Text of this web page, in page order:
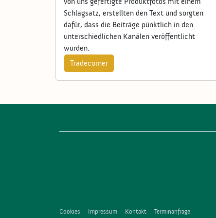
Schlagsatz, erstellten den Text und sorgten
dafür, dass die Beiträge pünktlich in den
unterschiedlichen Kanälen veröffentlicht
wurden.
Tradecorner
Footer
Cookies Impressum Kontakt Terminanfrage